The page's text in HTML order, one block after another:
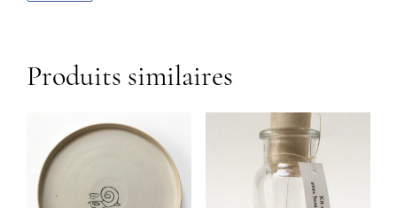
Produits similaires